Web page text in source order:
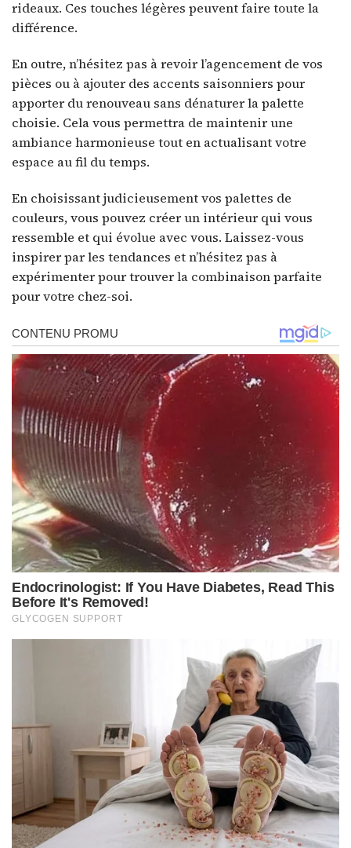
rideaux. Ces touches légères peuvent faire toute la
différence.
En outre, n’hésitez pas à revoir l’agencement de vos
pièces ou à ajouter des accents saisonniers pour
apporter du renouveau sans dénaturer la palette
choisie. Cela vous permettra de maintenir une
ambiance harmonieuse tout en actualisant votre
espace au fil du temps.
En choisissant judicieusement vos palettes de
couleurs, vous pouvez créer un intérieur qui vous
ressemble et qui évolue avec vous. Laissez-vous
inspirer par les tendances et n’hésitez pas à
expérimenter pour trouver la combinaison parfaite
pour votre chez-soi.